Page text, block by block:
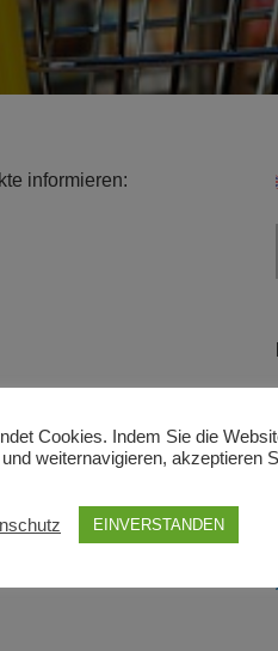
informieren:
Cookies. Indem Sie die
weiternavigieren, akzeptieren
EINVERSTANDEN